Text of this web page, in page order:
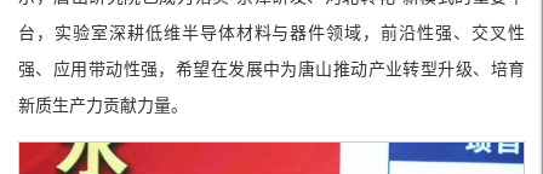
台，实验室深耕低维半导体材料与器件领域，前沿性强、交叉性
强、应用带动性强，希望在发展中为唐山推动产业转型升级、培育
新质生产力贡献力量。